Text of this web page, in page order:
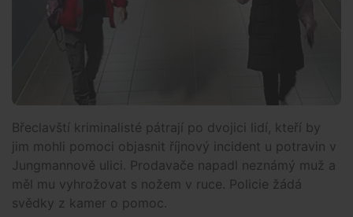
Břeclavští kriminalisté pátrají po dvojici lidí, kteří by
jim mohli pomoci objasnit říjnový incident u potravin v
Jungmannově ulici. Prodavače napadl neznámý muž a
měl mu vyhrožovat s nožem v ruce. Policie žádá
svědky z kamer o pomoc.